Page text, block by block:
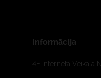
Informācija
4F Interneta Veikala